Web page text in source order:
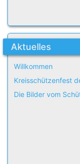
Aktuelles
Willkommen
Kreisschützenfest
Die Bilder vom